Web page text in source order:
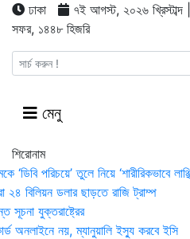
ঢাকা
৭ই আগস্ট, ২০২৬ খ্রিস্টাব্দ
সফর, ১৪৪৮ হিজরি
মেনু
শিরোনাম
‘ডিবি পরিচয়ে’ তুলে নিয়ে
২৪ বিলিয়ন ডলার ছাড়তে রাজি ট্রাম্প
সূচনা যুক্তরাষ্ট্রের
অনলাইনে নয়, ম্যানুয়ালি ইস্যু করবে ইসি